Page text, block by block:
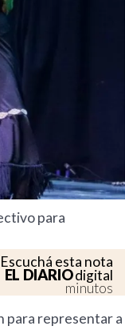
para
Escuchá esta nota
EL DIARIOdigital
minutos
para representar a